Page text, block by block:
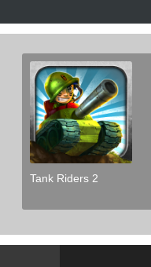
Tank Riders 2